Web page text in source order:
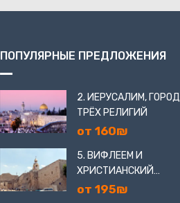
ПОПУЛЯРНЫЕ ПРЕДЛОЖЕНИЯ
2. ИЕРУСАЛИМ, ГОРОД
ТРЁХ РЕЛИГИЙ
от 160₪
5. ВИФЛЕЕМ И
ХРИСТИАНСКИЙ
ИЕРУСАЛИМ
от 195₪